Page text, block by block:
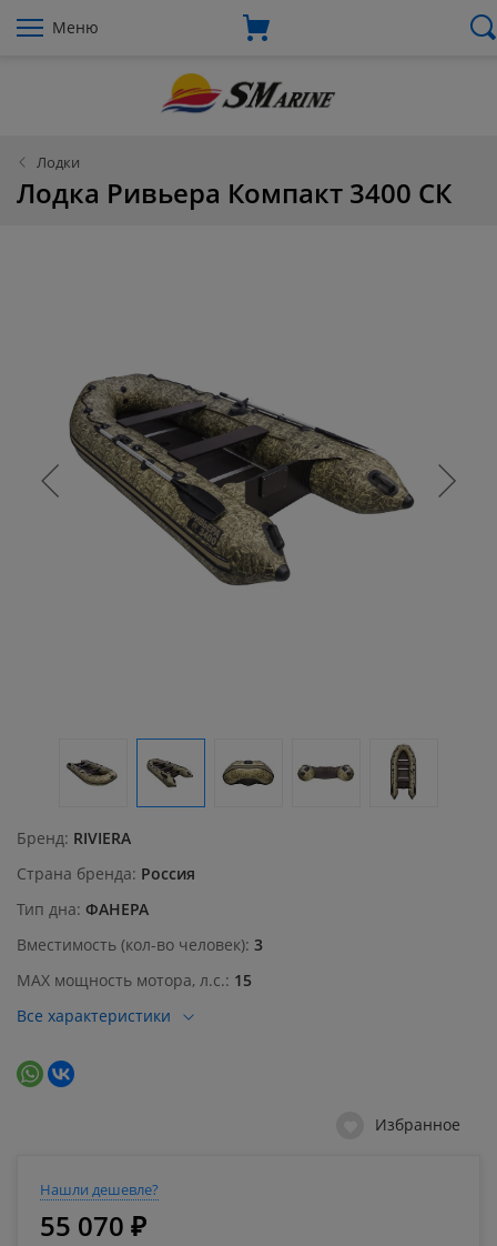
Меню
Лодки
Лодка Ривьера Компакт 3400 СК
Бренд RIVIERA
Страна бренда Россия
Тип дна ФАНЕРА
Вместимость (кол-во человек) 3
MAX мощность мотора, л.с. 15
Все характеристики
Избранное
Нашли дешевле?
55 070 ₽